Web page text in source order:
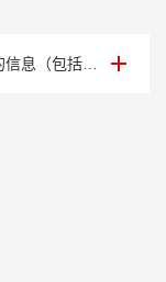
网页设计，是根据企业希望向浏览者传递的信息（包括产品、服务、理念、文化），进行网···